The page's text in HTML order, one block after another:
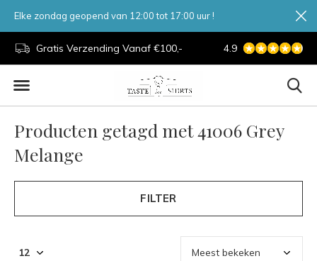
Gratis Verzending Vanaf €100,- 7 Dagen Per
4.9
Elke zondag geopend van 12:00 tot 17:00 uur !
Producten getagd met 41006 Grey
Melange
FILTER